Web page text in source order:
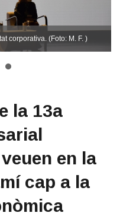
corporativa. (Foto: M. F. )
la 13a
en la
cap a la